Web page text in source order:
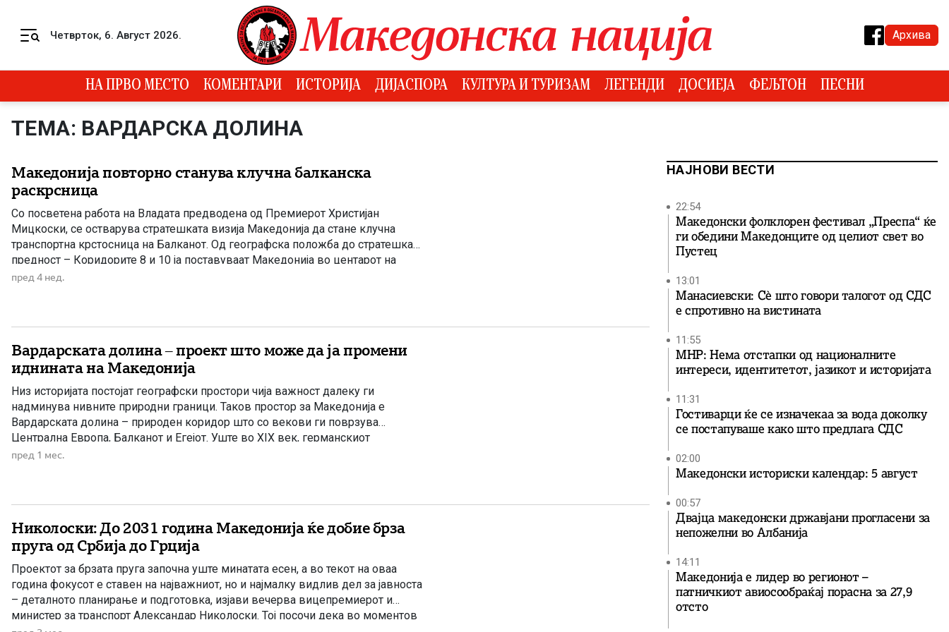
Четврток, 6. Август 2026. Архива
НА ПРВО МЕСТО КОМЕНТАРИ ИСТОРИЈА ДИЈАСПОРА КУЛТУРА И ТУРИЗАМ ЛЕГЕНДИ ДОСИЕЈА ФЕЉТОН ПЕСНИ
ТЕМА: ВАРДАРСКА ДОЛИНА
Македонија повторно станува клучна балканска
раскрсница
Со посветена работа на Владата предводена од Премиерот Христијан
Мицкоски, се остварува стратешката визија Македонија да стане клучна
транспортна крстосница на Балканот. Од географска положба до стратешка
предност – Коридорите 8 и 10 ја поставуваат Македонија во центарот на
новата балканска инфраструктурна карта. На Балканот географијата никогаш
пред 4 нед.
Вардарската долина – проект што може да ја промени
иднината на Македонија
Низ историјата постојат географски простори чија важност далеку ги
надминува нивните природни граници. Таков простор за Македонија е
Вардарската долина – природен коридор што со векови ги поврзува
Централна Европа, Балканот и Егејот. Уште во XIX век, германскиот
државник Ото фон Бизмарк ја нагласувал геостратешката важност на овој
пред 1 мес.
Николоски: До 2031 година Македонија ќе добие брза
пруга од Србија до Грција
Проектот за брзата пруга започна уште минатата есен, а во текот на оваа
година фокусот е ставен на најважниот, но и најмалку видлив дел за јавноста
– деталното планирање и подготовка, изјави вечерва вицепремиерот и
министер за транспорт Александар Николоски. Тој посочи дека во моментов
НАЈНОВИ ВЕСТИ
22:54
Македонски фолклорен фестивал „Преспа“ ќе
ги обедини Македонците од целиот свет во
Пустец
13:01
Манасиевски: Сè што говори талогот од СДС
е спротивно на вистината
11:55
МНР: Нема отстапки од националните
интереси, идентитетот, јазикот и историјата
11:31
Гостиварци ќе се изначекаа за вода доколку
се постапуваше како што предлага СДС
02:00
Македонски историски календар: 5 август
00:57
Двајца македонски државјани прогласени за
непожелни во Албанија
14:11
Македонија е лидер во регионот –
патничкиот авиосообраќај порасна за 27,9
отсто